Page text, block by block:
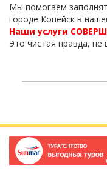
Мы помогаем
городе Копейск в
Наши услуги
Это чистая правда, не